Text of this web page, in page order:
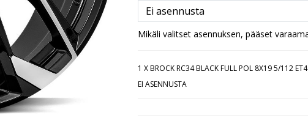
Mikäli valitset asennuksen, pääset
1 X BROCK RC34 BLACK FULL POL 8X19 5/112
EI ASENNUSTA